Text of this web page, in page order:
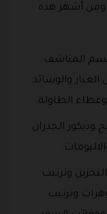
ومن أشهر هذه
المناشف
والوسائد
الطاولة.
وديكور الجدران
وترتيب
وترتيب